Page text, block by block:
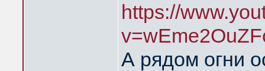
https://
А рядом огни